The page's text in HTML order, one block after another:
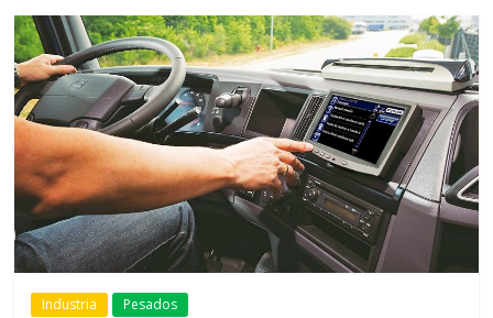
Industria Pesados